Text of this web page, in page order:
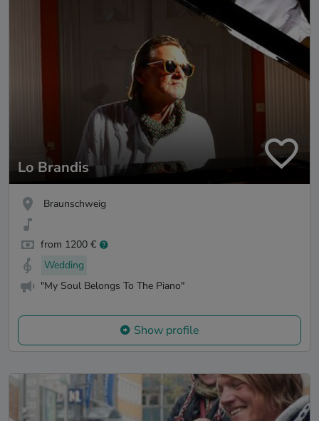
Lo Brandis
Braunschweig
from 1200 €
Wedding
"My Soul Belongs To The Piano"
Show profile